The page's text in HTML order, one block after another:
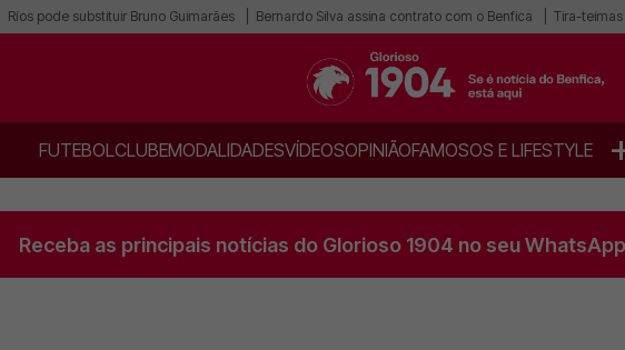
Ríos pode substituir Bruno Guimarães Bernardo Silva assina contrato com o Benfica Tira-
FUTEBOLCLUBEMODALIDADESVÍDEOSOPINIÃOFAMOSOS E LIFESTYLE
Receba as principais notícias do Glorioso 1904 no seu